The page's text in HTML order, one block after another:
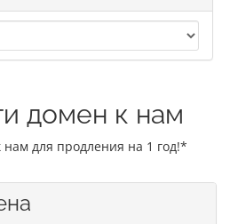
домен к нам
для продления на 1 год!*